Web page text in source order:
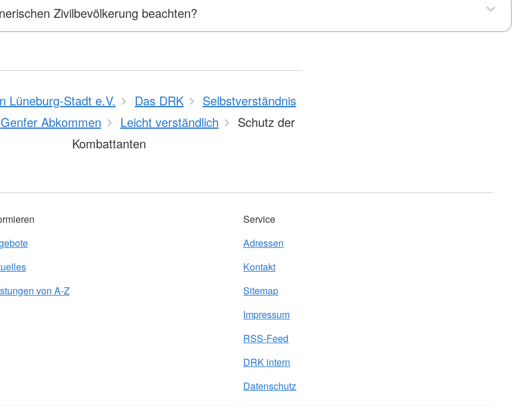
Zivilbevölkerung beachten?
Lüneburg-Stadt e.V. Das DRK
Selbstverständnis
Genfer Abkommen Leicht verständlich
Schutz der
Kombattanten
von A-Z
Service
Adressen
Kontakt
Sitemap
Impressum
RSS-Feed
DRK intern
Datenschutz